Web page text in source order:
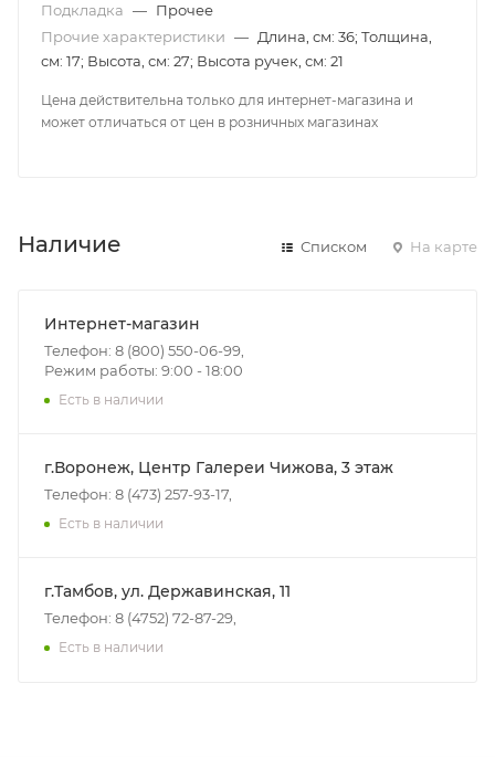
Подкладка — Прочее
Прочие характеристики — Длина, см: 36; Толщина,
см: 17; Высота, см: 27; Высота ручек, см: 21
Цена действительна только для интернет-магазина и
может отличаться от цен в розничных магазинах
Наличие Списком На карте
Интернет-магазин
Телефон: 8 (800) 550-06-99,
Режим работы: 9:00 - 18:00
Есть в наличии
г.Воронеж, Центр Галереи Чижова, 3 этаж
Телефон: 8 (473) 257-93-17,
Есть в наличии
г.Тамбов, ул. Державинская, 11
Телефон: 8 (4752) 72-87-29,
Есть в наличии